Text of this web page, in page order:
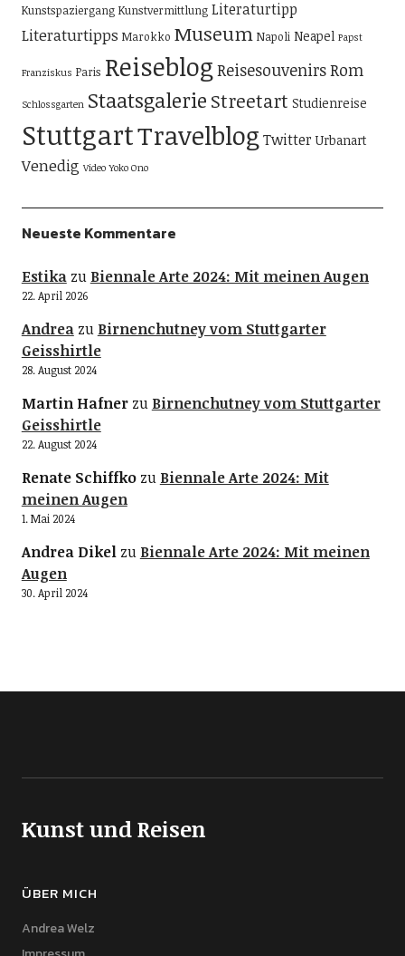
Kunstspaziergang Kunstvermittlung Literaturtipp
Literaturtipps Marokko Museum Napoli Neapel Papst
Franziskus Paris Reiseblog ReisesouvenirsRom
Schlossgarten Staatsgalerie Streetart Studienreise
StuttgartTravelblog Twitter Urbanart
Venedig Video Yoko Ono
Neueste Kommentare
Estikazu Biennale Arte 2024: Mit meinen Augen
22. April 2026
Andreazu Birnenchutney vom Stuttgarter
Geisshirtle
28. August 2024
Martin Hafnerzu Birnenchutney vom Stuttgarter
Geisshirtle
22. August 2024
Renate Schiffkozu Biennale Arte 2024: Mit
meinen Augen
1. Mai 2024
Andrea Dikelzu Biennale Arte 2024: Mit meinen
Augen
30. April 2024
Kunst und Reisen
ÜBER MICH
Andrea Welz